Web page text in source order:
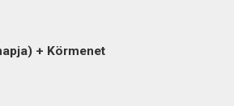
+ Körmenet